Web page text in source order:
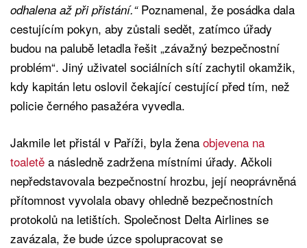
odhalena až při přistání.“Poznamenal, že posádka dala
cestujícím pokyn, aby zůstali sedět, zatímco úřady
budou na palubě letadla řešit „závažný bezpečnostní
problém“. Jiný uživatel sociálních sítí zachytil okamžik,
kdy kapitán letu oslovil čekající cestující před tím, než
policie černého pasažéra vyvedla.
Jakmile let přistál v Paříži, byla žena objevena na
toaletě a následně zadržena místními úřady. Ačkoli
nepředstavovala bezpečnostní hrozbu, její neoprávněná
přítomnost vyvolala obavy ohledně bezpečnostních
protokolů na letištích. Společnost Delta Airlines se
zavázala, že bude úzce spolupracovat se